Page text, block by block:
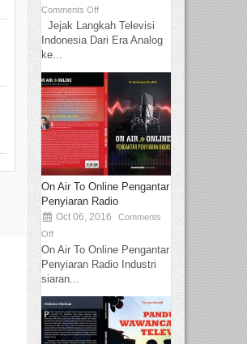
Comments Off
Jejak Langkah Televisi
Indonesia Dari Era Analog
ke...
On Air To Online Pengantar
Penyiaran Radio
Oct 06, 2016
Comments
Off
On Air To Online Pengantar
Penyiaran Radio Industri
siaran...